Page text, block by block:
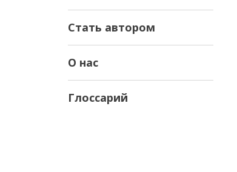
Стать автором
О нас
Глоссарий